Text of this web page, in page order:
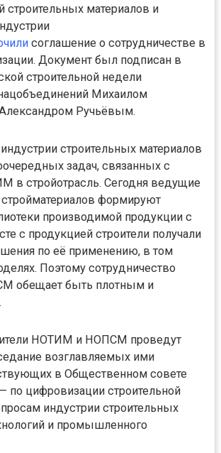
строительных материалов и
соглашение о сотрудничестве в
Документ был подписан в
строительной недели
Михаилом
Ручьёвым.
строительных материалов
задач, связанных с
в стройотрасль. Сегодня ведущие
формируют
производимой продукции с
с продукцией строители получали
по её применению, в том
Поэтому сотрудничество
обещает быть плотным и
НОТИМ и НОПСМ проведут
возглавляемых ими
в Общественном совете
по цифровизации строительной
индустрии строительных
и промышленного